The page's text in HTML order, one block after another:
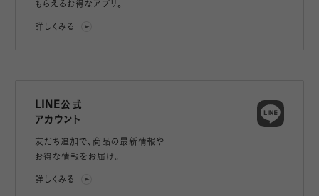
もらえるお得なアプリ。
詳しくみる
LINE公式
アカウント
友だち追加で、 商品の最新情報や
お得な情報をお届け。
詳しくみる